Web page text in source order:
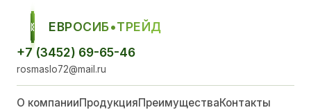
ЕСТ
ЕВРОСИБ•ТРЕЙД
+7 (3452) 69-65-46
rosmaslo72@mail.ru
О компанииПродукцияПреимуществаКонтакты